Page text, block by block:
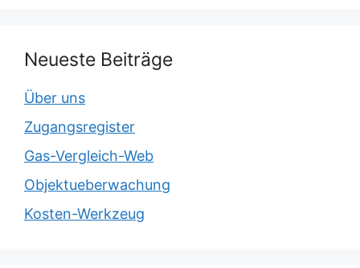
Neueste Beiträge
Über uns
Zugangsregister
Gas-Vergleich-Web
Objektueberwachung
Kosten-Werkzeug